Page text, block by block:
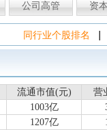
公司高管 资
同行业个股排名
流通市值(元) 营
流通市值(元)
营
1003亿
1207亿